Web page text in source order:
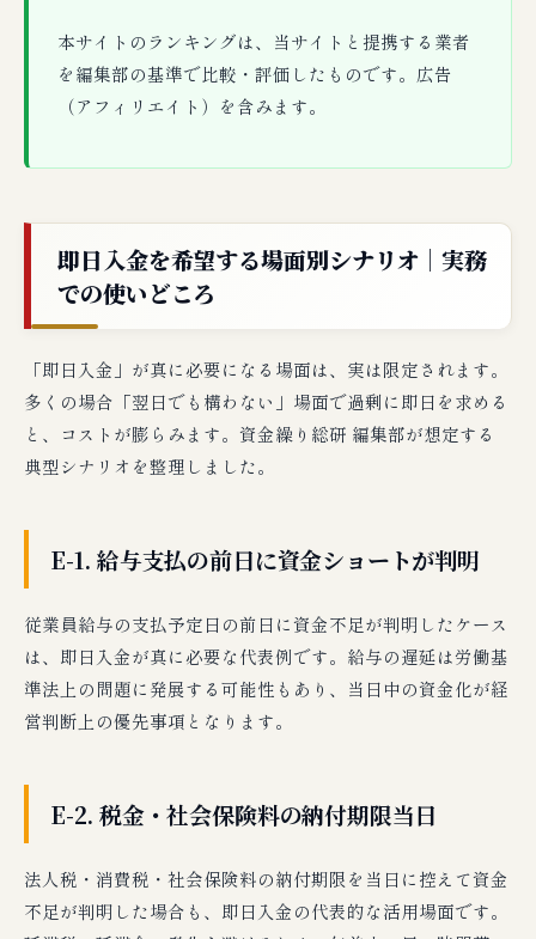
本サイトのランキングは、当サイトと提携する業者
を編集部の基準で比較・評価したものです。広告
（アフィリエイト）を含みます。
即日入金を希望する場面別シナリオ｜実務
での使いどころ
「即日入金」が真に必要になる場面は、実は限定されます。
多くの場合「翌日でも構わない」場面で過剰に即日を求める
と、コストが膨らみます。資金繰り総研 編集部が想定する
典型シナリオを整理しました。
E-1. 給与支払の前日に資金ショートが判明
従業員給与の支払予定日の前日に資金不足が判明したケース
は、即日入金が真に必要な代表例です。給与の遅延は労働基
準法上の問題に発展する可能性もあり、当日中の資金化が経
営判断上の優先事項となります。
E-2. 税金・社会保険料の納付期限当日
法人税・消費税・社会保険料の納付期限を当日に控えて資金
不足が判明した場合も、即日入金の代表的な活用場面です。